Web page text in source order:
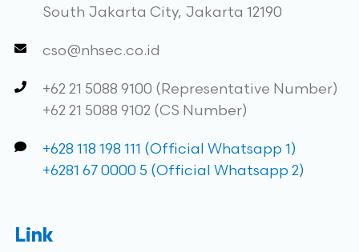
South Jakarta City, Jakarta 12190
cso@nhsec.co.id
+62 21 5088 9100 (Representative Number)
+62 21 5088 9102 (CS Number)
+628 118 198 111 (Official Whatsapp 1)
+6281 67 0000 5 (Official Whatsapp 2)
Link